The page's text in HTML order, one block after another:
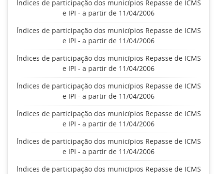
Índices de participação dos municípios Repasse de ICMS
e IPI - a partir de 11/04/2006
Índices de participação dos municípios Repasse de ICMS
e IPI - a partir de 11/04/2006
Índices de participação dos municípios Repasse de ICMS
e IPI - a partir de 11/04/2006
Índices de participação dos municípios Repasse de ICMS
e IPI - a partir de 11/04/2006
Índices de participação dos municípios Repasse de ICMS
e IPI - a partir de 11/04/2006
Índices de participação dos municípios Repasse de ICMS
e IPI - a partir de 11/04/2006
Índices de participação dos municípios Repasse de ICMS